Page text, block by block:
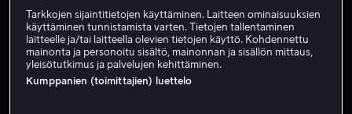
Tarkkojen sijaintitietojen käyttäminen. Laitteen ominaisuuksien
käyttäminen tunnistamista varten. Tietojen tallentaminen
laitteelle ja/tai laitteella olevien tietojen käyttö. Kohdennettu
mainonta ja personoitu sisältö, mainonnan ja sisällön mittaus,
yleisötutkimus ja palvelujen kehittäminen.
Kumppanien (toimittajien) luettelo